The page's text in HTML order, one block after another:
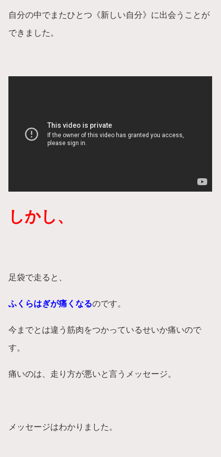
自分の中でまたひとつ《新しい自分》に出会うことが
できました。
しかし、
足袋で走ると、
ふくらはぎが痛くなるのです。
今までとは違う筋肉をつかっているせいか痛いので
す。
痛いのは、走り方が悪いと言うメッセージ。
メッセージはわかりました。